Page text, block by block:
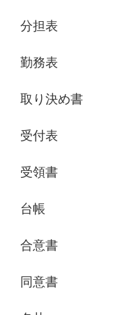
分担表
勤務表
取り決め書
受付表
受領書
台帳
合意書
同意書